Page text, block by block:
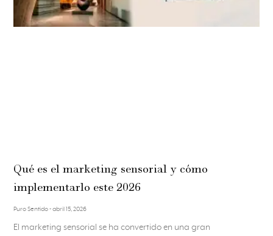
Qué es el marketing sensorial y cómo
implementarlo este 2026
Puro Sentido abril 15, 2026
El marketing sensorial se ha convertido en una gran